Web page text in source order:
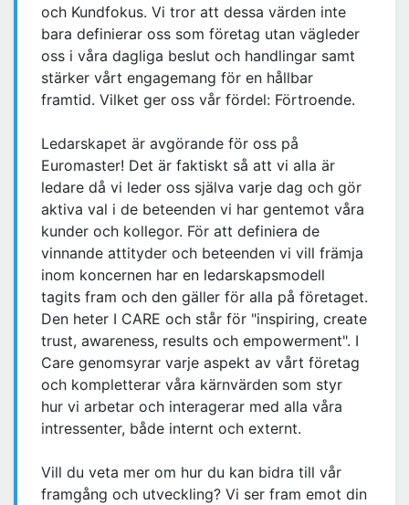
och Kundfokus. Vi tror att dessa värden inte
bara definierar oss som företag utan vägleder
oss i våra dagliga beslut och handlingar samt
stärker vårt engagemang för en hållbar
framtid. Vilket ger oss vår fördel: Förtroende.
Ledarskapet är avgörande för oss på
Euromaster! Det är faktiskt så att vi alla är
ledare då vi leder oss själva varje dag och gör
aktiva val i de beteenden vi har gentemot våra
kunder och kollegor. För att definiera de
vinnande attityder och beteenden vi vill främja
inom koncernen har en ledarskapsmodell
tagits fram och den gäller för alla på företaget.
Den heter I CARE och står för "inspiring, create
trust, awareness, results och empowerment". I
Care genomsyrar varje aspekt av vårt företag
och kompletterar våra kärnvärden som styr
hur vi arbetar och interagerar med alla våra
intressenter, både internt och externt.
Vill du veta mer om hur du kan bidra till vår
framgång och utveckling? Vi ser fram emot din